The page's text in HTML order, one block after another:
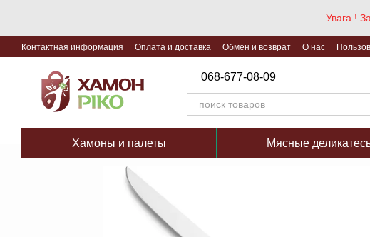
Увага !
Контактная информация Оплата и доставка Обмен и возврат О нас
068-677-08-09
Хамоны и палеты Мясные